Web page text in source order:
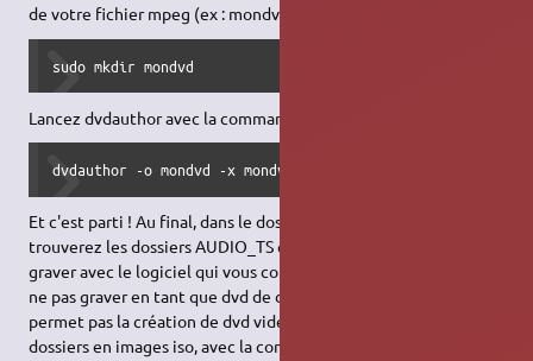
de votre fichier mpeg (ex : mondvd) :
sudo mkdir mondvd
Lancez dvdauthor avec la commande suivante :
dvdauthor -o mondvd -x mondvd-dvdauthor.xml
Et c'est parti ! Au final, dans le dossier "mondvd", vous
trouverez les dossiers AUDIO_TS et VIDEO_TS qu'il suffira de
graver avec le logiciel qui vous convient. Attention toutefois à
ne pas graver en tant que dvd de données. Si votre graveur ne
permet pas la création de dvd vidéo, il faudra convertir les
dossiers en images iso, avec la commande :